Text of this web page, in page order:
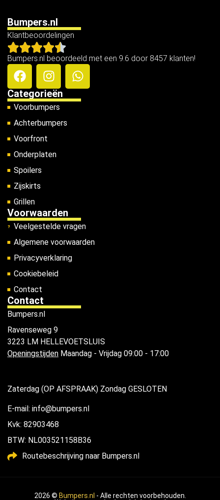
Bumpers.nl
Klantbeoordelingen
Bumpers.nl beoordeeld met een 9.6 door 8457 klanten!
Categorieën
Voorbumpers
Achterbumpers
Voorfront
Onderplaten
Spoilers
Zijskirts
Grillen
Voorwaarden
Veelgestelde vragen
Algemene voorwaarden
Privacyverklaring
Cookiebeleid
Contact
Contact
Bumpers.nl
Ravenseweg 9
3223 LM HELLEVOETSLUIS
Openingstijden Maandag - Vrijdag 09:00 - 17:00
Zaterdag (OP AFSPRAAK) Zondag GESLOTEN
E-mail: info@bumpers.nl
Kvk: 82903468
BTW: NL003521158B36
Routebeschrijving naar Bumpers.nl
2026 © Bumpers.nl - Alle rechten voorbehouden.